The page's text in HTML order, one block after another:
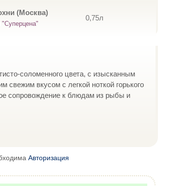
(Москва)
"Суперцена"
0,75л
соломенного цвета, с изысканным
вкусом с легкой ноткой горького
сопровождение к блюдам из рыбы и
Авторизация